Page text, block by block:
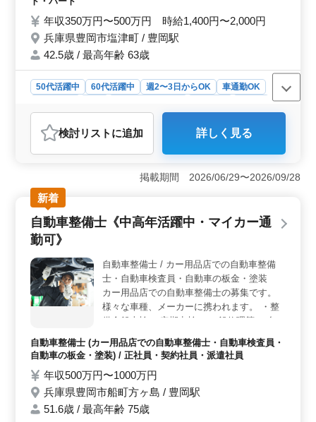
・制服支給 ・出勤日数3日以上であれば相談
可能 ＊50代の方現役活躍中 お気軽にお問い
合わせください！！
年収350万円〜500万円 時給1,400円〜2,000円
兵庫県豊岡市塩津町 / 豊岡駅
42.5歳 / 最高年齢 63歳
50代活躍中 60代活躍中 週2〜3日からOK
車通勤OK
アルバイト・パート
おすすめポイント
＜特別養護老人ホームでの看護師業務＞ 特別養護老人
ホームでの看護師業務は、高齢者の方々の健康管理や生
活支援を担当します。バイタルチェックや医療処置、介
護職員への指導など、多岐にわたる業務を通じて、地域
社会に貢献するやりがいのある仕事です。 ＜40代以
上の方に必見の求人＞ 経験を積んだ方々のご応募をお
待ちしています。特別養護老人ホーム未経験者でも、看
場環境で新たなステップを踏み出しませんか？ ＜働
きやすい環境＞ 残業なしで、制服支給、車通勤可な
ど、働きやすい待遇が整っています。週3日以上の勤務で
も相談可能です。50代や60代の方も現役で活躍していま
す。ぜひ、お気軽にお問い合わせください。
検討リスト に追加 詳しく見る
掲載期間 2026/06/29〜2026/09/28
新着
自動車整備士《中高年活躍中・マイカー通
勤可》
自動車整備士 / カー用品店での自動車整備
士・自動車検査員・自動車の板金・塗装
カー用品店での自動車整備士の募集です。
様々な車種、メーカーに携われます。 ・整
備全般車検 ・定期点検 ・一般修理等 ・自動
験のある歓迎致します！ ＊ベテランシニア
層も活躍してます！
自動車整備士 (カー用品店での自動車整備士・自動車検査員・
自動車の板金・塗装) / 正社員・契約社員・派遣社員
年収500万円〜1000万円
兵庫県豊岡市船町方ヶ島 / 豊岡駅
51.6歳 / 最高年齢 75歳